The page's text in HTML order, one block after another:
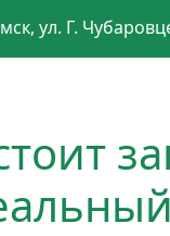
ул. Г.